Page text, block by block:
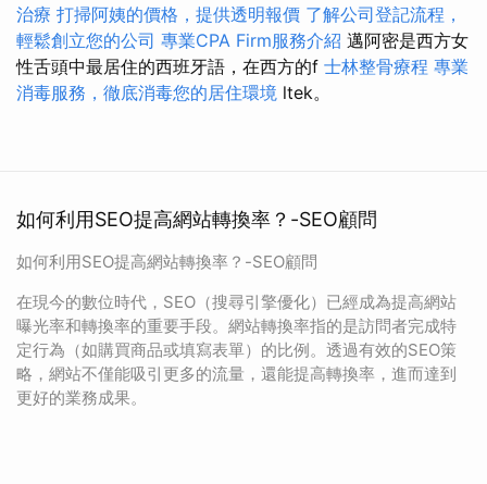
治療 打掃阿姨的價格，提供透明報價 了解公司登記流程，
輕鬆創立您的公司 專業CPA Firm服務介紹 邁阿密是西方女
性舌頭中最居住的西班牙語，在西方的f 士林整骨療程 專業
消毒服務，徹底消毒您的居住環境 ltek。
如何利用SEO提高網站轉換率？-SEO顧問
如何利用SEO提高網站轉換率？-SEO顧問
在現今的數位時代，SEO（搜尋引擎優化）已經成為提高網站
曝光率和轉換率的重要手段。網站轉換率指的是訪問者完成特
定行為（如購買商品或填寫表單）的比例。透過有效的SEO策
略，網站不僅能吸引更多的流量，還能提高轉換率，進而達到
更好的業務成果。